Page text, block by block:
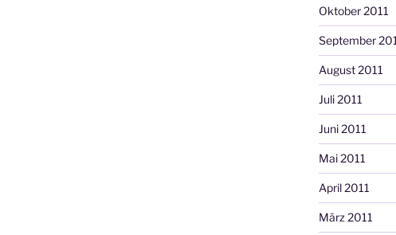
Oktober 2011
September
August 2011
Juli 2011
Juni 2011
Mai 2011
April 2011
März 2011